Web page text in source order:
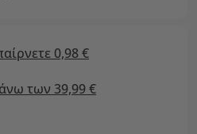
0,98 €
των 39,99 €